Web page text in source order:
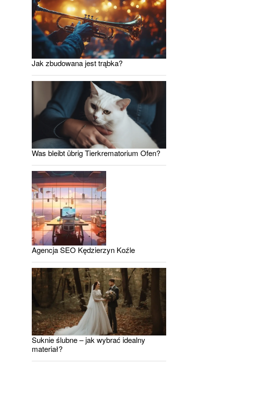
Jak zbudowana jest trąbka?
Was bleibt übrig Tierkrematorium Ofen?
Agencja SEO Kędzierzyn Koźle
Suknie ślubne – jak wybrać idealny
materiał?